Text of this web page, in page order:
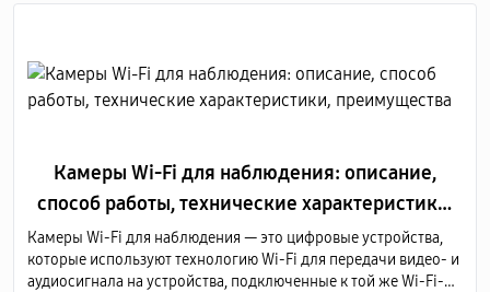
Камеры Wi-Fi для наблюдения: описание,
способ работы, технические характеристики,
преимущества
Камеры Wi-Fi для наблюдения — это цифровые устройства,
которые используют технологию Wi-Fi для передачи видео- и
аудиосигнала на устройства, подключенные к той же Wi-Fi-